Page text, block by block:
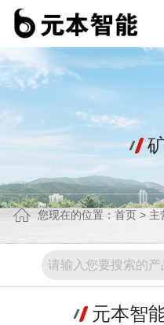
您现在的位置： 首页 > 主
元本智